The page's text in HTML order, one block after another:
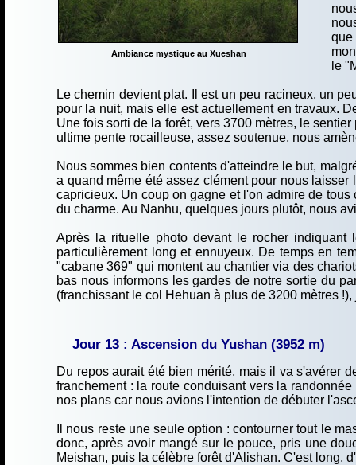
Ambiance mystique au Xueshan
que
le
Le chemin devient plat. Il est un peu racineux, un
pour la nuit, mais elle est actuellement en travaux.
Une fois sorti de la forêt, vers 3700 mètres, le
ultime pente rocailleuse, assez soutenue, nous
Nous sommes bien contents d'atteindre le but,
a quand même été assez clément pour nous
capricieux. Un coup on gagne et l'on admire de
du charme. Au Nanhu, quelques jours plutôt, nous
Après la rituelle photo devant le rocher
particulièrement long et ennuyeux. De temps en
"cabane 369" qui montent au chantier via des
bas nous informons les gardes de notre sortie du
(franchissant le col Hehuan à plus de 3200 mètres
Jour 13 : Ascension du Yushan (3952 m)
Il nous reste une seule option : contourner tout le
donc, après avoir mangé sur le pouce, pris une
Meishan, puis la célèbre forêt d'Alishan. C'est long,
Du repos aurait été bien mérité, mais il va s'avérer
franchement : la route conduisant vers la
nos plans car nous avions l'intention de débuter